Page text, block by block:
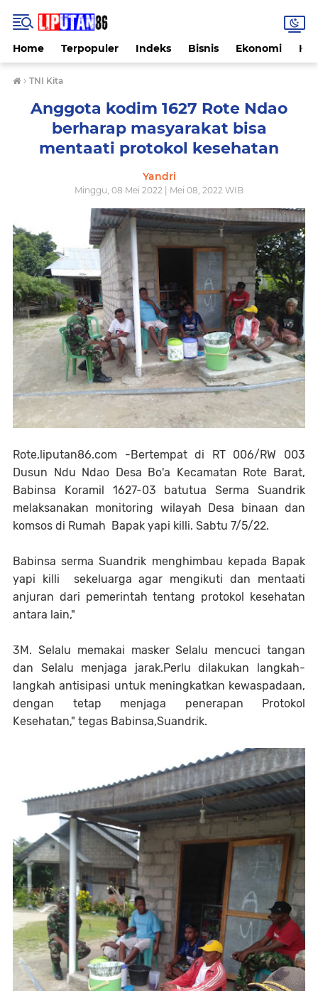
Home Terpopuler Indeks Bisnis Ekonomi
› TNI Kita
Anggota kodim 1627 Rote Ndao
berharap masyarakat bisa
mentaati protokol kesehatan
Yandri
Minggu, 08 Mei 2022 | Mei 08, 2022 WIB
Rote,liputan86.com -Bertempat di RT 006/RW 003
Dusun Ndu Ndao Desa Bo'a Kecamatan Rote Barat,
Babinsa Koramil 1627-03 batutua Serma Suandrik
melaksanakan monitoring wilayah Desa binaan dan
komsos di Rumah Bapak yapi killi. Sabtu 7/5/22.
Babinsa serma Suandrik menghimbau kepada Bapak
yapi killi sekeluarga agar mengikuti dan mentaati
anjuran dari pemerintah tentang protokol kesehatan
antara lain,"
3M. Selalu memakai masker Selalu mencuci tangan
dan Selalu menjaga jarak.Perlu dilakukan langkah-
langkah antisipasi untuk meningkatkan kewaspadaan,
dengan tetap menjaga penerapan Protokol
Kesehatan," tegas Babinsa,Suandrik.